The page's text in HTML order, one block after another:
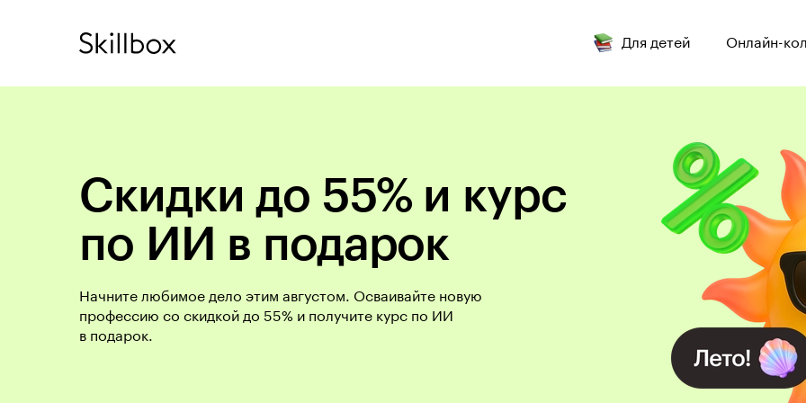
Для детей Онлайн-
Скидки до 55% и курс
по ИИ в подарок
Начните любимое дело этим августом. Осваивайте новую
профессию со скидкой до 55% и получите курс по ИИ
в подарок.